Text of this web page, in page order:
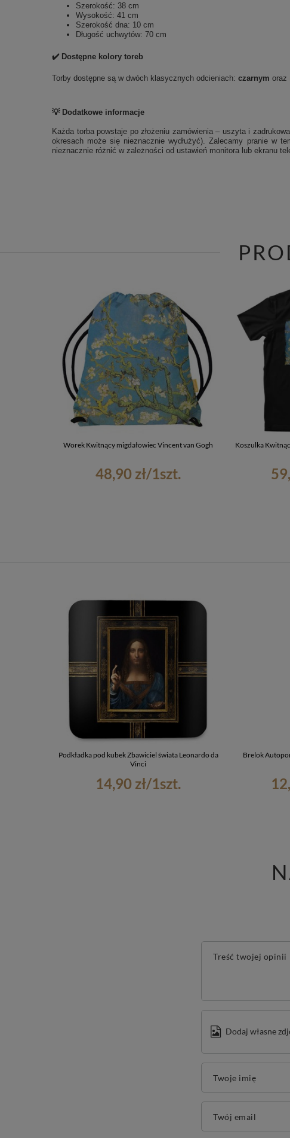
Szerokość: 38 cm
Wysokość: 41 cm
Szerokość dna: 10 cm
Długość uchwytów: 70 cm
✔️ Dostępne kolory toreb
Torby dostępne są w dwóch klasycznych odcieniach: czarnym oraz
💡 Dodatkowe informacje
Każda torba powstaje po złożeniu zamówienia – uszyta i
okresach może się nieznacznie wydłużyć). Zalecamy pranie w
nieznacznie różnić w zależności od ustawień monitora lub ekranu
Worek Kwitnący migdałowiec Vincent van Gogh
48,90 zł/1szt.
Koszulka
Podkładka pod kubek Zbawiciel świata Leonardo da
Vinci
14,90 zł/1szt.
Brelok
Treść twojej opinii
Dodaj własne
Twoje imię
Twój email